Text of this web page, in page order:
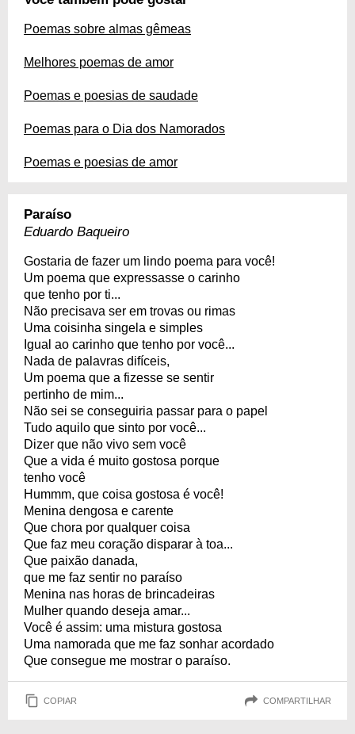
Poemas sobre almas gêmeas
Melhores poemas de amor
Poemas e poesias de saudade
Poemas para o Dia dos Namorados
Poemas e poesias de amor
Paraíso
Eduardo Baqueiro
Gostaria de fazer um lindo poema para você!
Um poema que expressasse o carinho
que tenho por ti...
Não precisava ser em trovas ou rimas
Uma coisinha singela e simples
Igual ao carinho que tenho por você...
Nada de palavras difíceis,
Um poema que a fizesse se sentir
pertinho de mim...
Não sei se conseguiria passar para o papel
Tudo aquilo que sinto por você...
Dizer que não vivo sem você
Que a vida é muito gostosa porque
tenho você
Hummm, que coisa gostosa é você!
Menina dengosa e carente
Que chora por qualquer coisa
Que faz meu coração disparar à toa...
Que paixão danada,
que me faz sentir no paraíso
Menina nas horas de brincadeiras
Mulher quando deseja amar...
Você é assim: uma mistura gostosa
Uma namorada que me faz sonhar acordado
Que consegue me mostrar o paraíso.
COPIAR COMPARTILHAR